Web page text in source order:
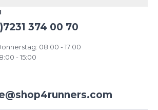
374 00 70
08:00 - 17:00
- 15:00